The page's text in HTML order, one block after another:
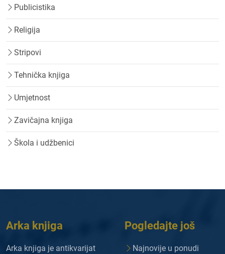
Publicistika
Religija
Stripovi
Tehnička knjiga
Umjetnost
Zavičajna knjiga
Škola i udžbenici
Arka knjiga
Arka knjiga je antikvarijat
Pogledajte još
Najnovije u ponudi